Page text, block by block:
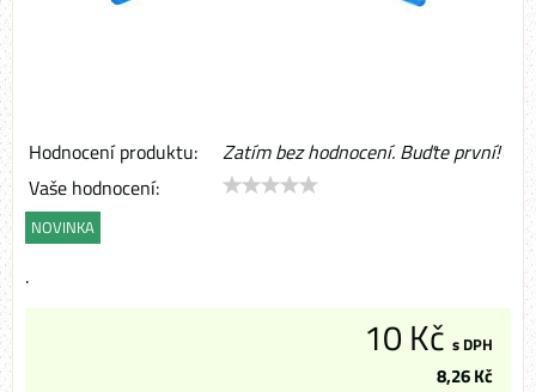
Hodnocení produktu:
Zatím bez hodnocení. Buďte první!
Vaše hodnocení:
NOVINKA
.
10 Kč s DPH
8,26 Kč